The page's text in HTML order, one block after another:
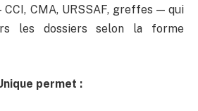
CCI, CMA, URSSAF, greffes — qui
les dossiers selon la forme
permet :